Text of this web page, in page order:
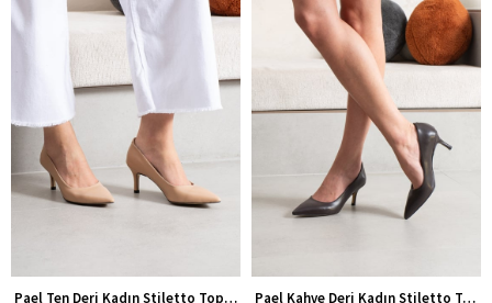
Pael Ten Deri Kadın Stiletto Topuklu Ayakkabı Pael Kahve Deri Kadın Stiletto Topuklu Ayakkabı